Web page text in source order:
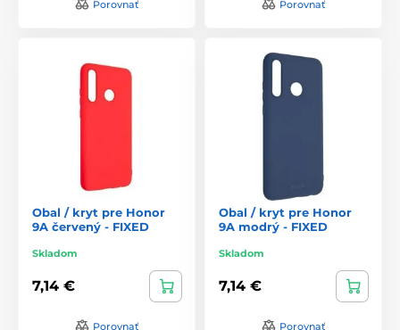
Porovnať Porovnať
Obal / kryt pre Honor
9A červený - FIXED
Skladom
7,14 €
Porovnať
Obal / kryt pre Honor
9A modrý - FIXED
Skladom
7,14 €
Porovnať